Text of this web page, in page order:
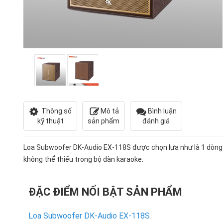
Thông số
kỹ thuật
Mô tả
sản phẩm
Bình luận
đánh giá
Loa Subwoofer DK-Audio EX-118S được chọn lựa như là 1
không thể thiếu trong bộ dàn karaoke.
ĐẶC ĐIỂM NỔI BẬT SẢN PHẨM
Loa Subwoofer DK-Audio EX-118S